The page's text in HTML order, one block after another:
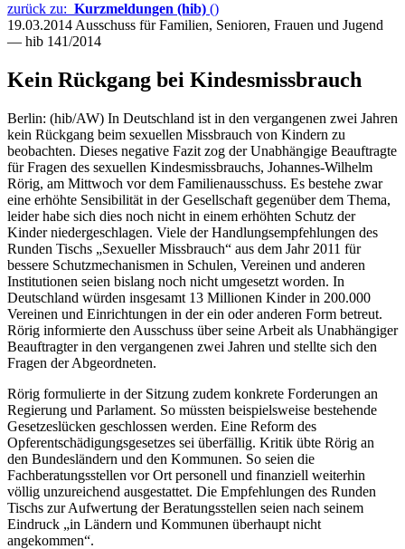
zurück zu: Kurzmeldungen (hib) ()
19.03.2014 Ausschuss für Familien, Senioren, Frauen und Jugend
— hib 141/2014
Kein Rückgang bei Kindesmissbrauch
Berlin: (hib/AW) In Deutschland ist in den vergangenen zwei Jahren
kein Rückgang beim sexuellen Missbrauch von Kindern zu
beobachten. Dieses negative Fazit zog der Unabhängige Beauftragte
für Fragen des sexuellen Kindesmissbrauchs, Johannes-Wilhelm
Rörig, am Mittwoch vor dem Familienausschuss. Es bestehe zwar
eine erhöhte Sensibilität in der Gesellschaft gegenüber dem Thema,
leider habe sich dies noch nicht in einem erhöhten Schutz der
Kinder niedergeschlagen. Viele der Handlungsempfehlungen des
Runden Tischs „Sexueller Missbrauch“ aus dem Jahr 2011 für
bessere Schutzmechanismen in Schulen, Vereinen und anderen
Institutionen seien bislang noch nicht umgesetzt worden. In
Deutschland würden insgesamt 13 Millionen Kinder in 200.000
Vereinen und Einrichtungen in der ein oder anderen Form betreut.
Rörig informierte den Ausschuss über seine Arbeit als Unabhängiger
Beauftragter in den vergangenen zwei Jahren und stellte sich den
Fragen der Abgeordneten.
Rörig formulierte in der Sitzung zudem konkrete Forderungen an
Regierung und Parlament. So müssten beispielsweise bestehende
Gesetzeslücken geschlossen werden. Eine Reform des
Opferentschädigungsgesetzes sei überfällig. Kritik übte Rörig an
den Bundesländern und den Kommunen. So seien die
Fachberatungsstellen vor Ort personell und finanziell weiterhin
völlig unzureichend ausgestattet. Die Empfehlungen des Runden
Tischs zur Aufwertung der Beratungsstellen seien nach seinem
Eindruck „in Ländern und Kommunen überhaupt nicht
angekommen“.